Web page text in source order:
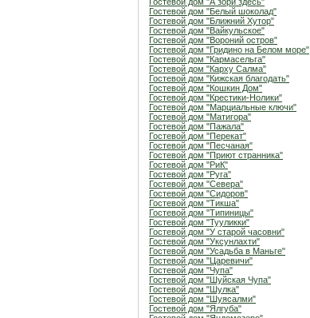
Гостевой дом "Белый шоколад"
Гостевой дом "Ближний Хутор"
Гостевой дом "Вайкульское"
Гостевой дом "Вороний остров"
Гостевой дом "Гридино на Белом море"
Гостевой дом "Кармасельга"
Гостевой дом "Карху Салма"
Гостевой дом "Кижская благодать"
Гостевой дом "Кошкин Дом"
Гостевой дом "Крестики-Нолики"
Гостевой дом "Марциальные ключи"
Гостевой дом "Матигора"
Гостевой дом "Пажала"
Гостевой дом "Перекат"
Гостевой дом "Песчаная"
Гостевой дом "Приют странника"
Гостевой дом "РиК"
Гостевой дом "Руга"
Гостевой дом "Севера"
Гостевой дом "Сидоров"
Гостевой дом "Тикша"
Гостевой дом "Типиницы"
Гостевой дом "Тууликки"
Гостевой дом "У старой часовни"
Гостевой дом "Уксунлахти"
Гостевой дом "Усадьба в Маньге"
Гостевой дом "Царевичи"
Гостевой дом "Чупа"
Гостевой дом "Шуйская Чупа"
Гостевой дом "Шулка"
Гостевой дом "Шуясалми"
Гостевой дом "Ялгуба"